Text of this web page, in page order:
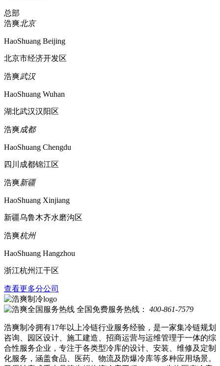
总部
浩爽北京
HaoShuang Beijing
北京市经济开发区
浩爽武汉
HaoShuang Wuhan
湖北武汉汉阳区
浩爽成都
HaoShuang Chengdu
四川成都锦江区
浩爽新疆
HaoShuang Xinjiang
新疆乌鲁木齐水磨沟区
浩爽杭州
HaoShuang Hangzhou
浙江杭州江干区
查看更多分公司
全国免费服务热线： 400-861-7579
浩爽制冷拥有17年以上冷链行业服务经验，是一家集冷链规划
咨询、园区设计、施工建造、招商运营与运维管理于一体的综
合性服务企业，专注于各类型冷库的设计、安装、维修及定制
化服务，涵盖食品、医药、物流及防爆冷库等多种应用场景。